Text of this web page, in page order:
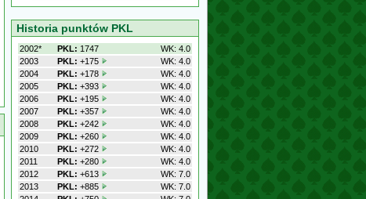
Historia punktów PKL
2002* PKL: 1747
WK: 4.0
2003
PKL: +175
WK: 4.0
2004
PKL: +178
WK: 4.0
2005
PKL: +393
WK: 4.0
2006
PKL: +195
WK: 4.0
2007
PKL: +357
WK: 4.0
2008
PKL: +242
WK: 4.0
2009
PKL: +260
WK: 4.0
2010
PKL: +272
WK: 4.0
2011
PKL: +280
WK: 4.0
2012
PKL: +613
WK: 7.0
2013
PKL: +885
WK: 7.0